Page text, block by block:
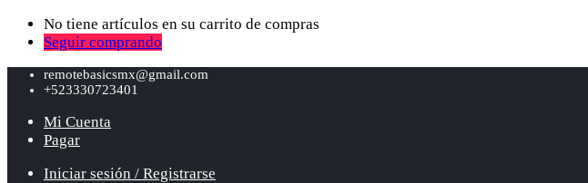
No tiene artículos en su carrito de compras
Seguir comprando
remotebasicsmx@gmail.com
+523330723401
Mi Cuenta
Pagar
Iniciar sesión / Registrarse